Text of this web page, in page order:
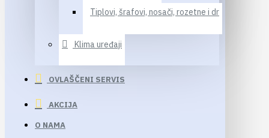
Tiplovi, šrafovi, nosači, rozetne i dr
Klima uređaji
OVLAŠČENI SERVIS
AKCIJA
O NAMA